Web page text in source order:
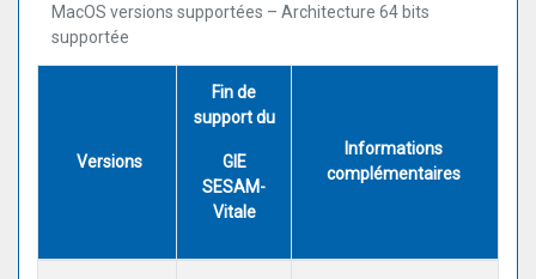
MacOS versions supportées – Architecture 64 bits
supportée
Versions
Fin de
support du
GIE
SESAM-
Vitale
Informations
complémentaires